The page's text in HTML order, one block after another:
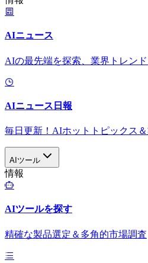
AIニュース
AIの最先端を探索、業界トレン
AIニュース日報
毎日更新！AIホットトピックス
AIツール
情報
AIツールを探す
精確な製品選定＆多角的市場調査